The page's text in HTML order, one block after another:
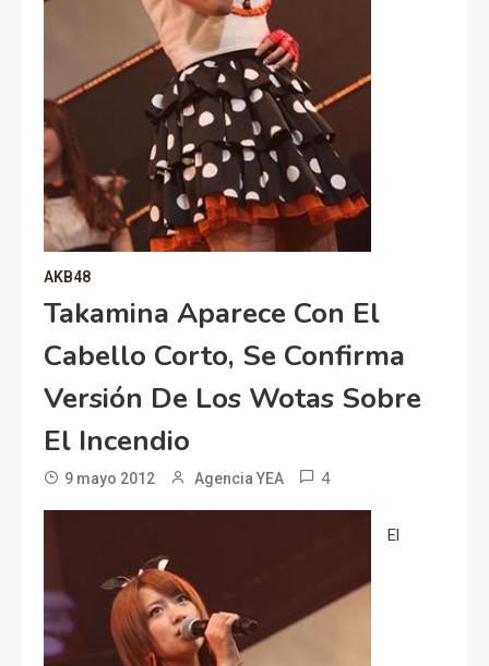
AKB48
Takamina Aparece Con El
Cabello Corto, Se Confirma
Versión De Los Wotas Sobre
El Incendio
9 mayo 2012 Agencia YEA 4
El